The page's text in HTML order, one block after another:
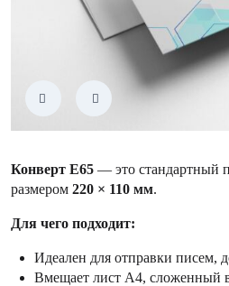
Конверт Е65 — это стандартный
размером 220 × 110 мм.
Для чего подходит:
Идеален для отправки писем,
Вмещает лист А4, сложенный